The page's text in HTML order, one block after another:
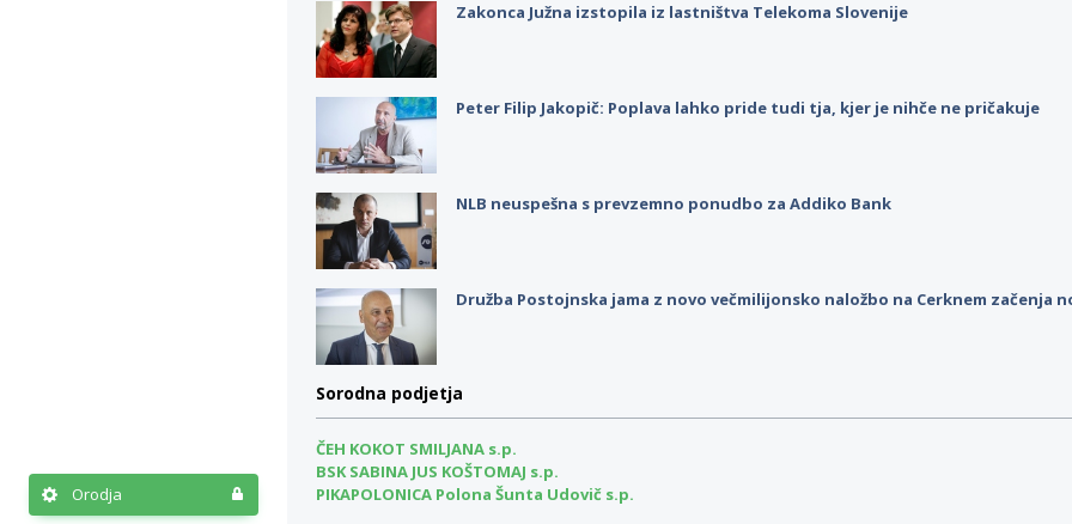
Orodja
Zakonca Južna izstopila iz lastništva Telekoma Slovenije
Peter Filip Jakopič: Poplava lahko pride tudi tja, kjer je nihče ne pričakuje
NLB neuspešna s prevzemno ponudbo za Addiko Bank
Družba Postojnska jama z novo večmilijonsko naložbo na Cerknem začenja
Sorodna podjetja
ČEH KOKOT SMILJANA s.p.
BSK SABINA JUS KOŠTOMAJ s.p.
PIKAPOLONICA Polona Šunta Udovič s.p.